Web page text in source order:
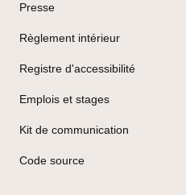
Presse
Règlement intérieur
Registre d'accessibilité
Emplois et stages
Kit de communication
Code source